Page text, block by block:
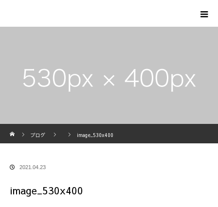
ブログ
image_530x400
2021.04.23
image_530x400